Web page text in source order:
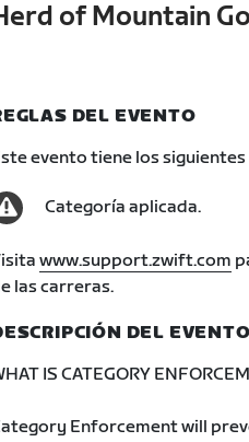
of Mountain
DEL EVENTO
evento tiene los
Categoría aplicada.
www.support.zwift.com
las carreras.
DEL EVENTO
IS CATEGORY
Enforcement will